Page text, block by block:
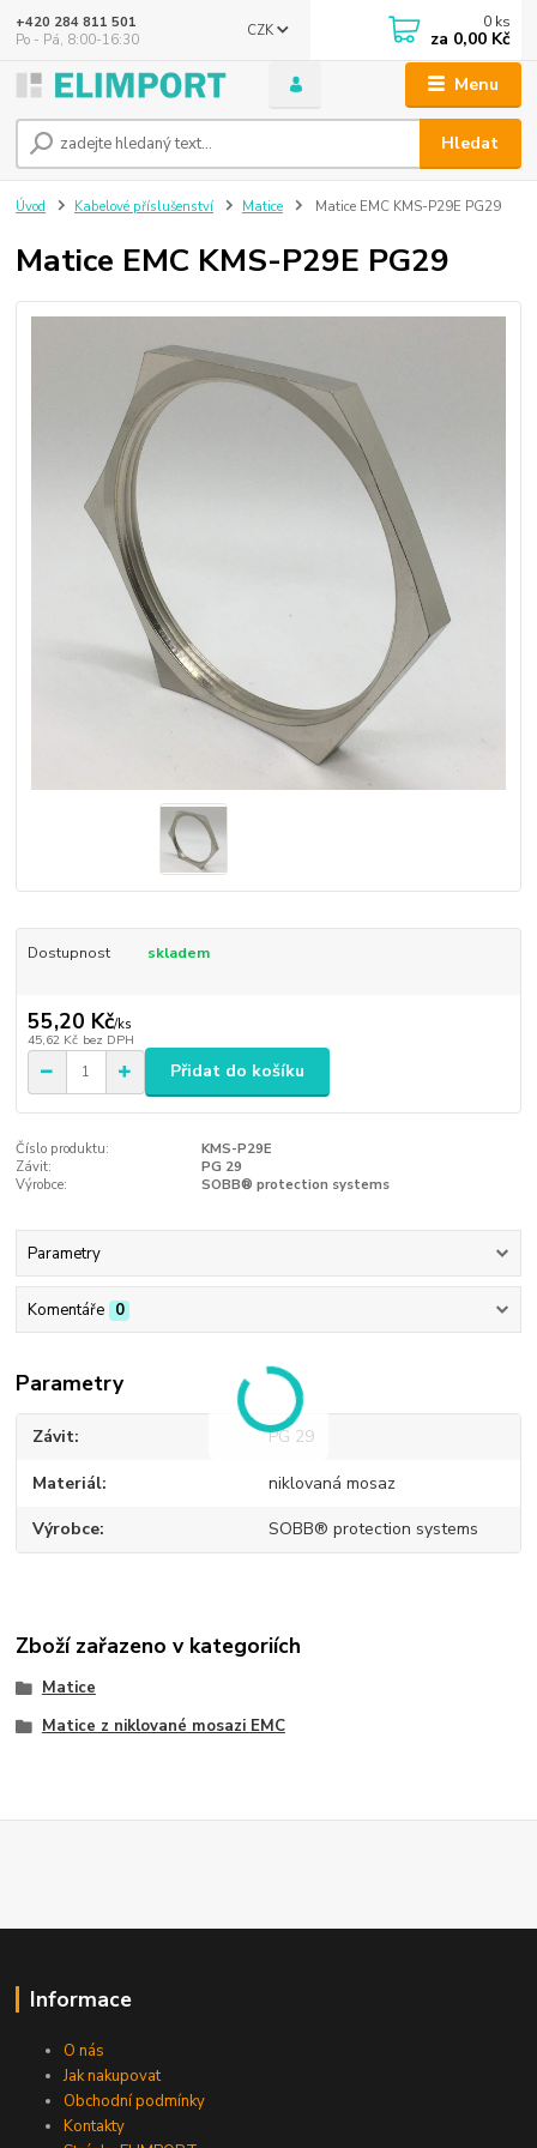
Menu
CZK
Hledat
+420 284 811 501
Po - Pá, 8:00-16:30
0 ks
za 0,00 Kč
Úvod Kabelové příslušenství Matice Matice EMC KMS-P29E PG29
Matice EMC KMS-P29E PG29
Dostupnost skladem
55,20 Kč/ks
45,62 Kč bez DPH
Přidat do košíku
Číslo produktu:
KMS-P29E
Závit:
PG 29
Výrobce:
SOBB® protection systems
Parametry
Komentáře 0
Parametry
Závit PG 29
Materiál niklovaná mosaz
Výrobce SOBB® protection systems
Zboží zařazeno v kategoriích
Matice
Matice z niklované mosazi EMC
Informace
O nás
Jak nakupovat
Obchodní podmínky
Kontakty